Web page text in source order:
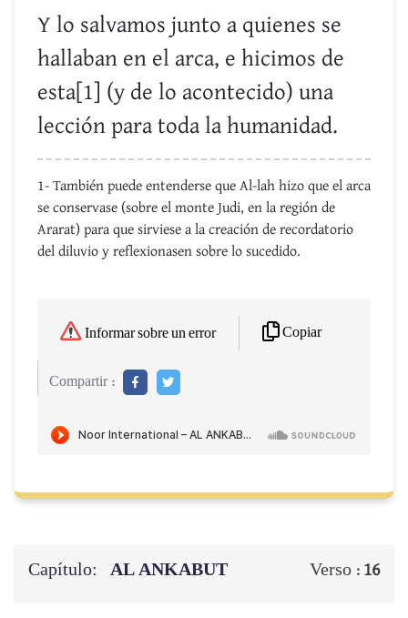
Y lo salvamos junto a quienes se
hallaban en el arca, e hicimos de
esta[1] (y de lo acontecido) una
lección para toda la humanidad.
1- También puede entenderse que Al-lah hizo que el arca
se conservase (sobre el monte Judi, en la región de
Ararat) para que sirviese a la creación de recordatorio
del diluvio y reflexionasen sobre lo sucedido.
Informar sobre un error Copiar
Compartir :
Capítulo: AL ANKABUT Verso : 16